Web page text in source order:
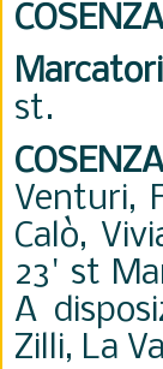
Marcatori
st.
Venturi,
Calò,
23' st
A
Zilli, La